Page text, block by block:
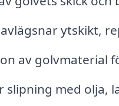
ytskikt,
av golvmaterial
med olja,